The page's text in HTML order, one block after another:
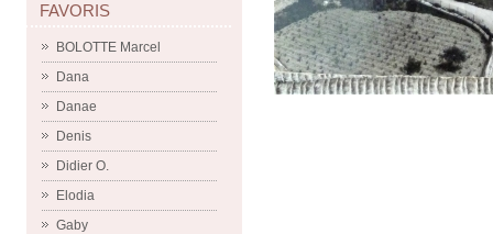
FAVORIS
BOLOTTE Marcel
Dana
Danae
Denis
Didier O.
Elodia
Gaby